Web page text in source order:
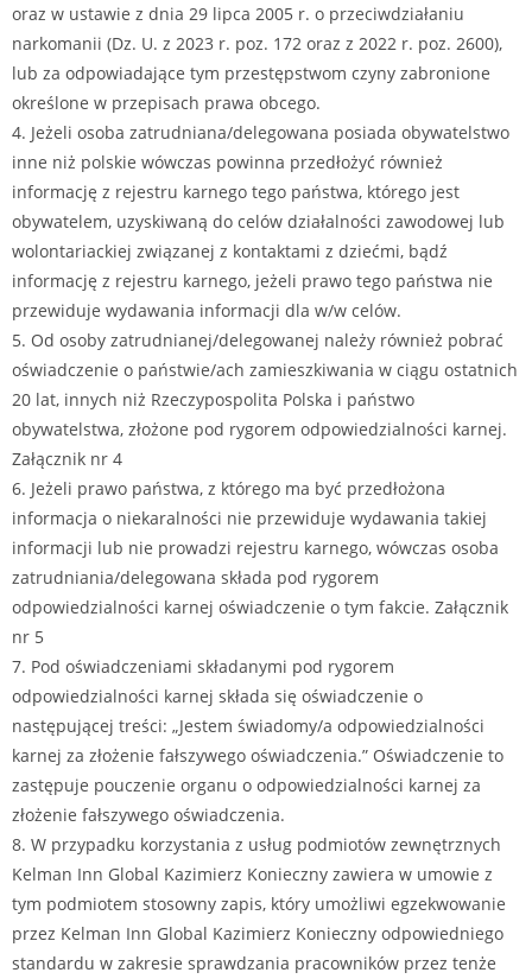
oraz w ustawie z dnia 29 lipca 2005 r. o przeciwdziałaniu
narkomanii (Dz. U. z 2023 r. poz. 172 oraz z 2022 r. poz. 2600),
lub za odpowiadające tym przestępstwom czyny zabronione
określone w przepisach prawa obcego.
4. Jeżeli osoba zatrudniana/delegowana posiada obywatelstwo
inne niż polskie wówczas powinna przedłożyć również
informację z rejestru karnego tego państwa, którego jest
obywatelem, uzyskiwaną do celów działalności zawodowej lub
wolontariackiej związanej z kontaktami z dziećmi, bądź
informację z rejestru karnego, jeżeli prawo tego państwa nie
przewiduje wydawania informacji dla w/w celów.
5. Od osoby zatrudnianej/delegowanej należy również pobrać
oświadczenie o państwie/ach zamieszkiwania w ciągu ostatnich
20 lat, innych niż Rzeczypospolita Polska i państwo
obywatelstwa, złożone pod rygorem odpowiedzialności karnej.
Załącznik nr 4
6. Jeżeli prawo państwa, z którego ma być przedłożona
informacja o niekaralności nie przewiduje wydawania takiej
informacji lub nie prowadzi rejestru karnego, wówczas osoba
zatrudniania/delegowana składa pod rygorem
odpowiedzialności karnej oświadczenie o tym fakcie. Załącznik
nr 5
7. Pod oświadczeniami składanymi pod rygorem
odpowiedzialności karnej składa się oświadczenie o
następującej treści: „Jestem świadomy/a odpowiedzialności
karnej za złożenie fałszywego oświadczenia.” Oświadczenie to
zastępuje pouczenie organu o odpowiedzialności karnej za
złożenie fałszywego oświadczenia.
8. W przypadku korzystania z usług podmiotów zewnętrznych
Kelman Inn Global Kazimierz Konieczny zawiera w umowie z
tym podmiotem stosowny zapis, który umożliwi egzekwowanie
przez Kelman Inn Global Kazimierz Konieczny odpowiedniego
standardu w zakresie sprawdzania pracowników przez tenże